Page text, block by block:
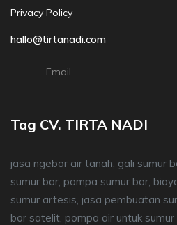
Privacy Policy
hallo@tirtanadi.com
Email
Tag CV. TIRTA NADI
jasa ngebor air tanah, gali sumur
sumur bor, pompa sumur bor,
sumur artesis, jasa pembuatan
bor satelit, pompa air untuk